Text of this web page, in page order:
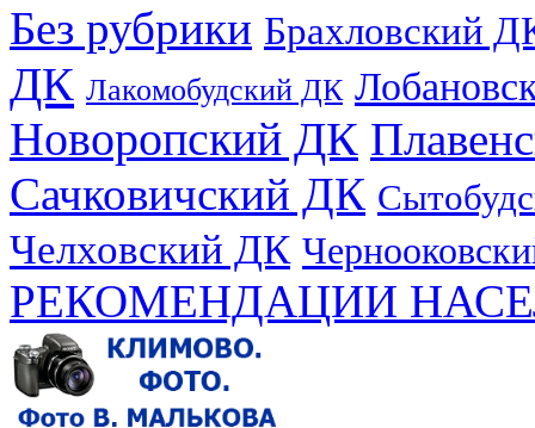
Без рубрики Брахловский
ДК Лакомобудский ДК
Новоропский ДК
Сачковичский ДК
Челховский ДК
РЕКОМЕНДАЦИИ